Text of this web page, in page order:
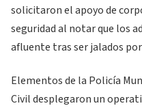
solicitaron el apoyo de
seguridad al notar que los
afluente tras ser jalados
Elementos de la Policía
Civil desplegaron un